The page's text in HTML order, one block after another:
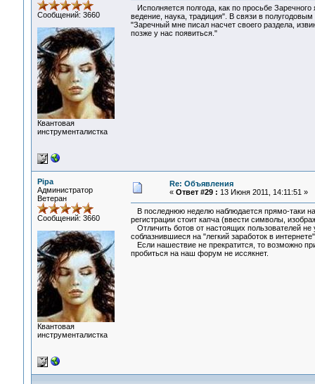
Сообщений: 3660
Квантовая
инструменталистка
Исполняется полгода, как по просьбе
ведение, наука, традиция". В связи в
"Заречный мне писал насчет своего раздела,
позже у нас появиться."
Pipa
Администратор
Ветеран
Сообщений: 3660
Квантовая
инструменталистка
Re: Объявления
« Ответ #29 : 13 Июня 2011, 14:11:51 »
В последнюю неделю наблюдается прямо-таки
регистрации стоит капча (ввести символы,
Отличить ботов от настоящих пользователей
соблазнившиеся на "легкий заработок в
Если нашествие не прекратится, то возможно
пробиться на наш форум не иссякнет.